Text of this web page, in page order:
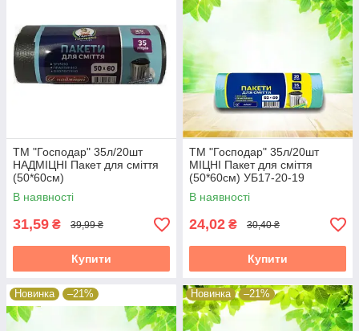
ТМ "Господар" 35л/20шт
НАДМІЦНІ Пакет для сміття
(50*60см)
В наявності
31,59 ₴ 39,99 ₴
Купити
ТМ "Господар" 35л/20шт
МІЦНІ Пакет для сміття
(50*60см) УБ17-20-19
В наявності
24,02 ₴ 30,40 ₴
Купити
Новинка –21% Новинка –21%